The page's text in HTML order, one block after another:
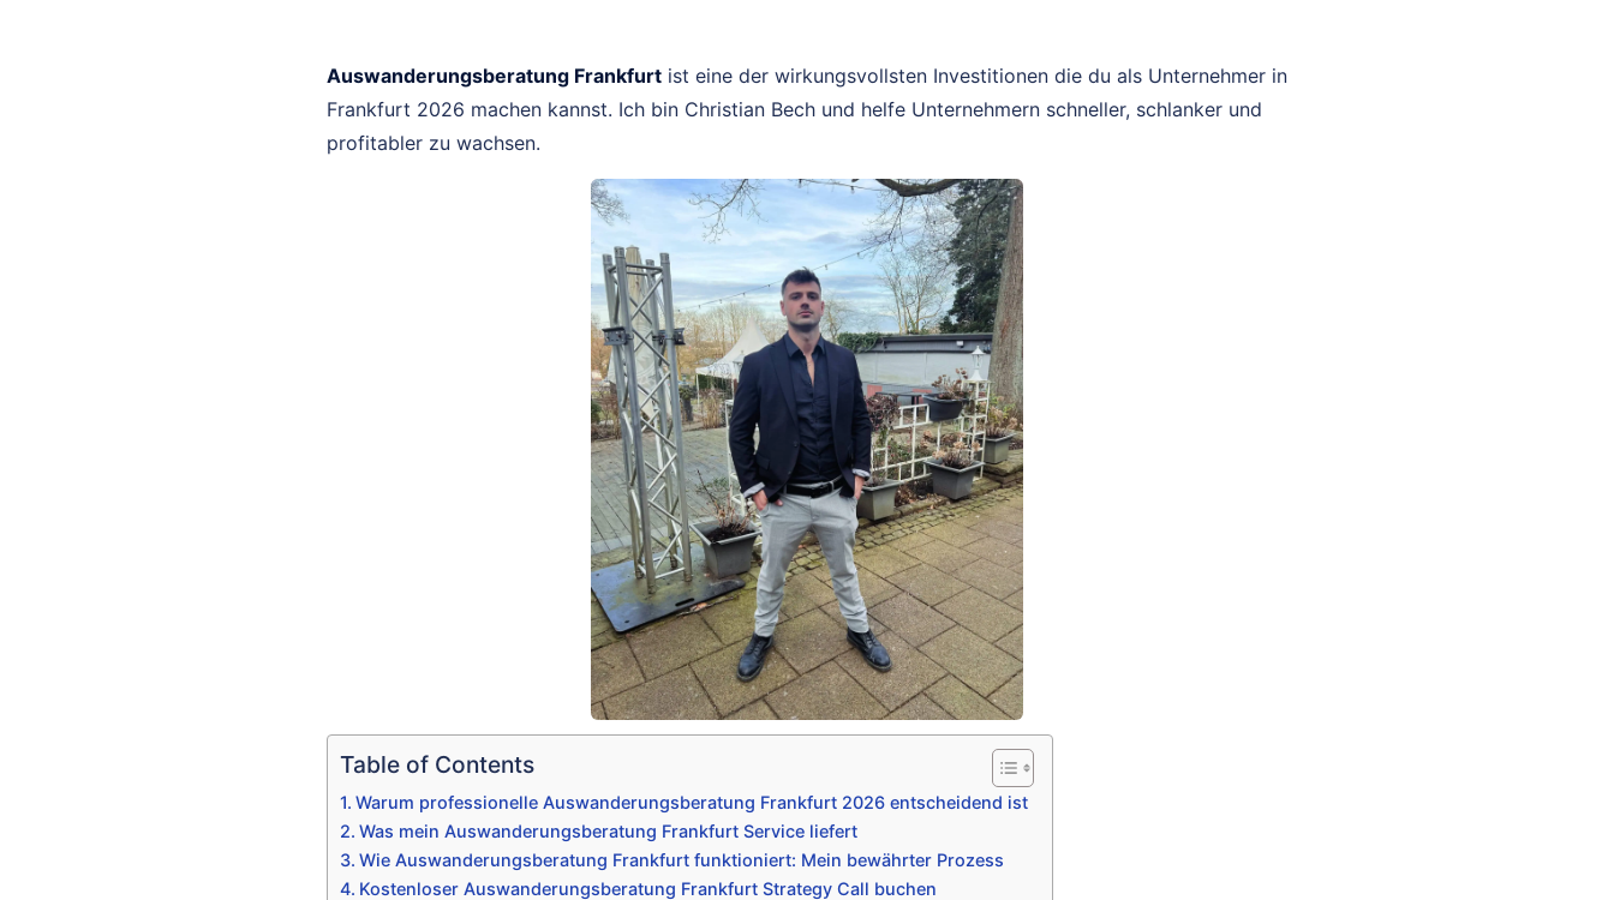
Auswanderungsberatung Frankfurt ist eine der wirkungsvollsten Investitionen die du als Unternehmer in
Frankfurt 2026 machen kannst. Ich bin Christian Bech und helfe Unternehmern schneller, schlanker und
profitabler zu wachsen.
Table of Contents
Warum professionelle Auswanderungsberatung Frankfurt 2026 entscheidend ist
Was mein Auswanderungsberatung Frankfurt Service liefert
Wie Auswanderungsberatung Frankfurt funktioniert: Mein bewährter Prozess
Kostenloser Auswanderungsberatung Frankfurt Strategy Call buchen